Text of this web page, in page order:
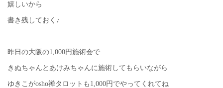
嬉しいから
書き残しておく♪
昨日の大阪の1,000円施術会で
きぬちゃんとあけみちゃんに施術してもらいながら
ゆきこがosho禅タロットも1,000円でやってくれてね